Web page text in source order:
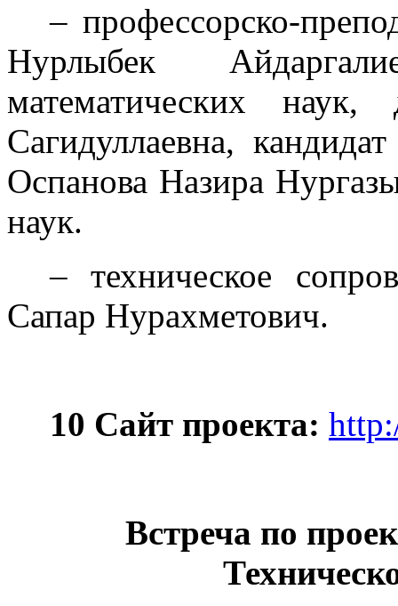
– профессорско-
Нурлыбек
математических
Сагидуллаевна,
Оспанова Назира
наук.
– техническое
Сапар Нурахметович.
10 Сайт проекта:
Встреча по